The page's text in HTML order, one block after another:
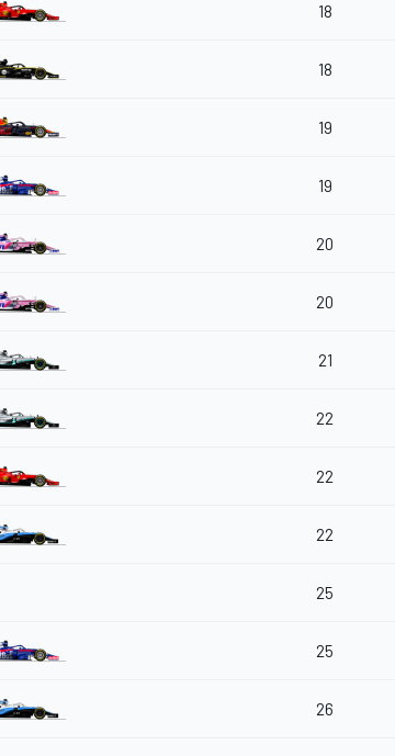
18
18
19
19
20
20
21
22
22
22
25
25
26